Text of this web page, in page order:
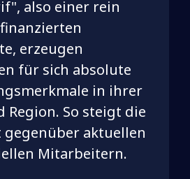
also einer rein
erzeugen
für sich absolute
in ihrer
Region. So steigt die
aktuellen
Mitarbeitern.